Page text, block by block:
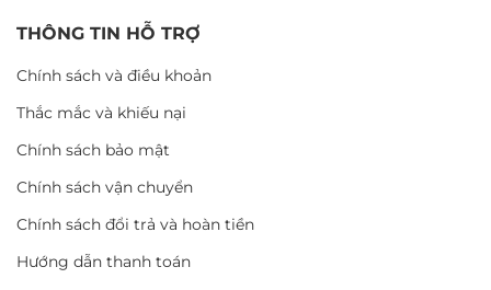
THÔNG TIN HỖ TRỢ
Chính sách và điều khoản
Thắc mắc và khiếu nại
Chính sách bảo mật
Chính sách vận chuyển
Chính sách đổi trả và hoàn tiền
Hướng dẫn thanh toán